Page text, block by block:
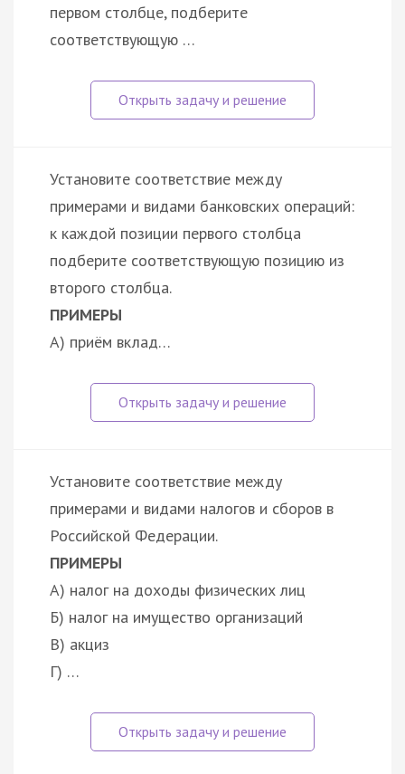
первом столбце, подберите
соответствующую …
Установите соответствие между
примерами и видами банковских операций:
к каждой позиции первого столбца
подберите соответствующую позицию из
второго столбца.
ПРИМЕРЫ
А) приём вклад…
Установите соответствие между
примерами и видами налогов и сборов в
Российской Федерации.
ПРИМЕРЫ
А) налог на доходы физических лиц
Б) налог на имущество организаций
В) акциз
Г) …